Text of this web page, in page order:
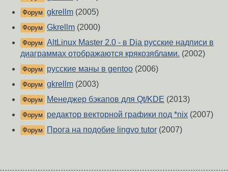
Форум gkrellm (2005)
Форум Gkrellm (2000)
Форум AltLinux Master 2.0 - в Dia русские надписи в
диаграммах отображаются крякозяблами. (2002)
Форум русские маны в gentoo (2006)
Форум gkrellm (2003)
Форум Менеджер бэкапов для Qt/KDE (2013)
Форум редактор векторной графики под *nix (2007)
Форум Прога на подобие lingvo tutor (2007)